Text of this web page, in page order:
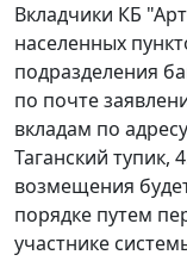
Вкладчики КБ
населенных
подразделения
по почте
вкладам по
Таганский тупик,
возмещения
порядке путем
участнике